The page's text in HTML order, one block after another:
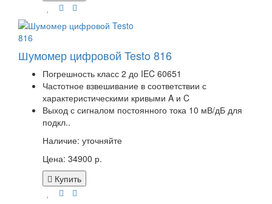
Шумомер цифровой Testo 816
Погрешность класс 2 до IEC 60651
Частотное взвешивание в соответствии с
характеристическими кривыми A и C
Выход с сигналом постоянного тока 10 мВ/дБ для
подкл..
Наличие: уточняйте
Цена: 34900 р.
Купить